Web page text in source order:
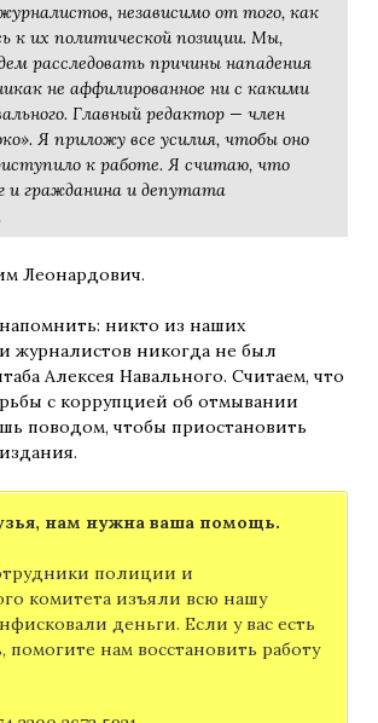
независимо от того, как
к их политической позиции. Мы,
расследовать причины нападения
не аффилированное ни с какими
Главный редактор — член
Я приложу все усилия, чтобы оно
к работе. Я считаю, что
и гражданина и депутата
Леонардович.
никто из наших
журналистов никогда не был
Алексея Навального. Считаем, что
с коррупцией об отмывании
поводом, чтобы приостановить
нам нужна ваша помощь.
полиции и
комитета изъяли всю нашу
деньги. Если у вас есть
помогите нам восстановить работу